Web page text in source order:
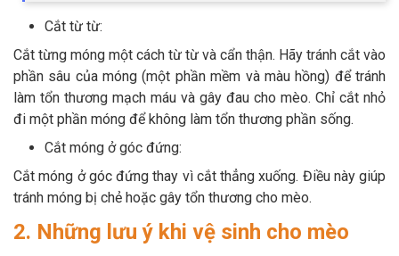
Cắt từ từ:
Cắt từng móng một cách từ từ và cẩn thận. Hãy tránh cắt vào
phần sâu của móng (một phần mềm và màu hồng) để tránh
làm tổn thương mạch máu và gây đau cho mèo. Chỉ cắt nhỏ
đi một phần móng để không làm tổn thương phần sống.
Cắt móng ở góc đứng:
Cắt móng ở góc đứng thay vì cắt thẳng xuống. Điều này giúp
tránh móng bị chẻ hoặc gây tổn thương cho mèo.
2. Những lưu ý khi vệ sinh cho mèo